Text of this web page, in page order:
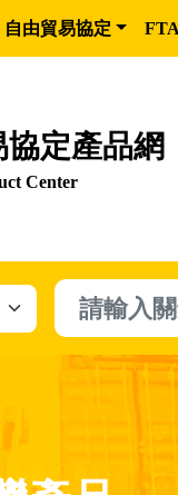
自由貿易協定
定產品網
Center